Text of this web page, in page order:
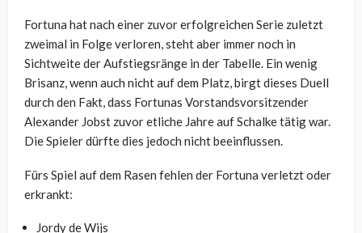
Fortuna hat nach einer zuvor erfolgreichen Serie zuletzt
zweimal in Folge verloren, steht aber immer noch in
Sichtweite der Aufstiegsränge in der Tabelle. Ein wenig
Brisanz, wenn auch nicht auf dem Platz, birgt dieses Duell
durch den Fakt, dass Fortunas Vorstandsvorsitzender
Alexander Jobst zuvor etliche Jahre auf Schalke tätig war.
Die Spieler dürfte dies jedoch nicht beeinflussen.
Fürs Spiel auf dem Rasen fehlen der Fortuna verletzt oder
erkrankt:
Jordy de Wijs